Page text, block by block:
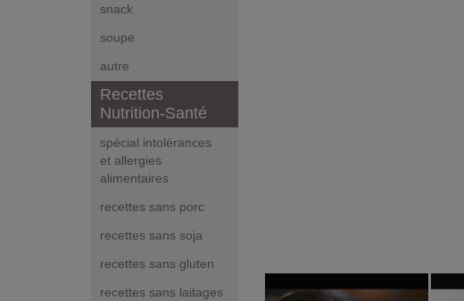
snack
soupe
autre
Recettes
Nutrition-Santé
spécial intolérances
et allergies
alimentaires
recettes sans porc
recettes sans soja
recettes sans gluten
recettes sans laitages